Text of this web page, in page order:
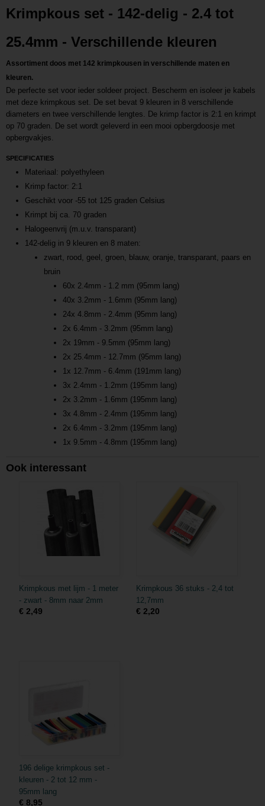
L202111231017
Krimpkous set - 142-delig - 2.4 tot
25.4mm - Verschillende kleuren
Assortiment doos met 142 krimpkousen in verschillende maten en
kleuren.
De perfecte set voor ieder soldeer project. Bescherm en isoleer je kabels
met deze krimpkous set. De set bevat 9 kleuren in 8 verschillende
diameters en twee verschillende lengtes. De krimp factor is 2:1 en krimpt
op 70 graden. De set wordt geleverd in een mooi opbergdoosje met
opbergvakjes.
SPECIFICATIES
Materiaal: polyethyleen
Krimp factor: 2:1
Geschikt voor -55 tot 125 graden Celsius
Krimpt bij ca. 70 graden
Halogeenvrij (m.u.v. transparant)
142-delig in 9 kleuren en 8 maten:
zwart, rood, geel, groen, blauw, oranje, transparant, paars en
bruin
60x 2.4mm - 1.2 mm (95mm lang)
40x 3.2mm - 1.6mm (95mm lang)
24x 4.8mm - 2.4mm (95mm lang)
2x 6.4mm - 3.2mm (95mm lang)
2x 19mm - 9.5mm (95mm lang)
2x 25.4mm - 12.7mm (95mm lang)
1x 12.7mm - 6.4mm (191mm lang)
3x 2.4mm - 1.2mm (195mm lang)
2x 3.2mm - 1.6mm (195mm lang)
3x 4.8mm - 2.4mm (195mm lang)
2x 6.4mm - 3.2mm (195mm lang)
1x 9.5mm - 4.8mm (195mm lang)
Ook interessant
Krimpkous met lijm - 1 meter
- zwart - 8mm naar 2mm
€ 2,49
Krimpkous 36 stuks - 2,4 tot
12,7mm
€ 2,20
196 delige krimpkous set -
kleuren - 2 tot 12 mm -
95mm lang
€ 8,95